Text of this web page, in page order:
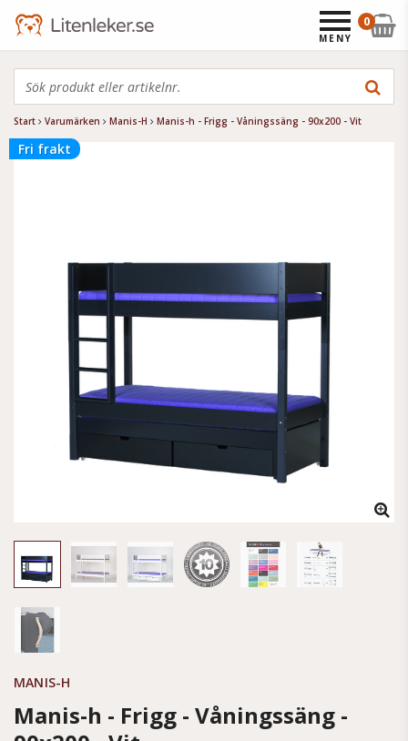
Start Varumärken Manis-H Manis-h - Frigg - Våningssäng - 90x200 - Vit
Fri frakt
MANIS-H
Manis-h - Frigg - Våningssäng -
0
MENY